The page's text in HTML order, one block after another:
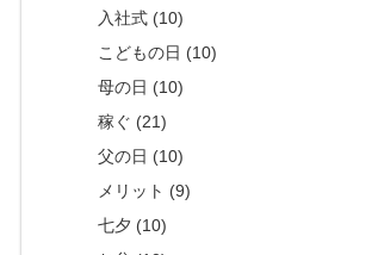
入社式 (10)
こどもの日 (10)
母の日 (10)
稼ぐ (21)
父の日 (10)
メリット (9)
七夕 (10)